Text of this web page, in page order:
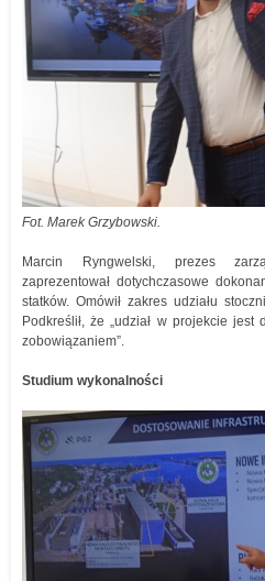
Fot. Marek Grzybowski.
Marcin Ryngwelski, prezes
zaprezentował dotychczasowe
statków. Omówił zakres udziału
Podkreślił, że „udział w projekcie
zobowiązaniem”.
Studium wykonalności